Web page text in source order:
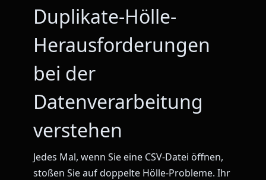
Duplikate-Hölle-
Herausforderungen
bei der
Datenverarbeitung
verstehen
Jedes Mal, wenn Sie eine CSV-Datei öffnen,
stoßen Sie auf doppelte Hölle-Probleme. Ihr